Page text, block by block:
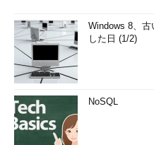
Windows 8、
した日 (1/2)
NoSQL